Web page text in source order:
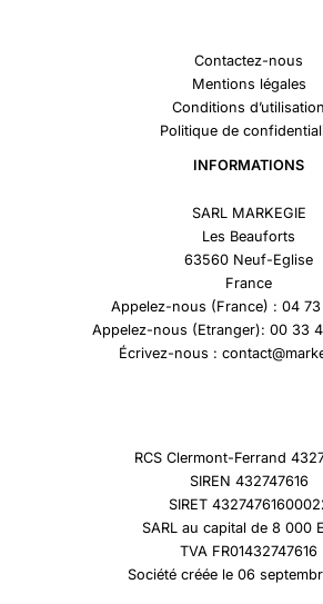
Contactez-nous
Mentions légales
Conditions d’utilisation
Politique de
INFORMATIONS
SARL MARKEGIE
Les Beauforts
63560 Neuf-Eglise
France
Appelez-nous (France) : 04
Appelez-nous (Etranger): 00 33
Écrivez-nous :
RCS Clermont-Ferrand
SIREN 432747616
SIRET
SARL au capital de 8 000
TVA FR01432747616
Société créée le 06